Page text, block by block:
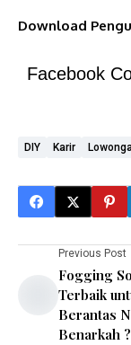
Download
Facebook
DIY Karir
Previous Post
Fogging
Terbaik
Berantas
Benarkah ?